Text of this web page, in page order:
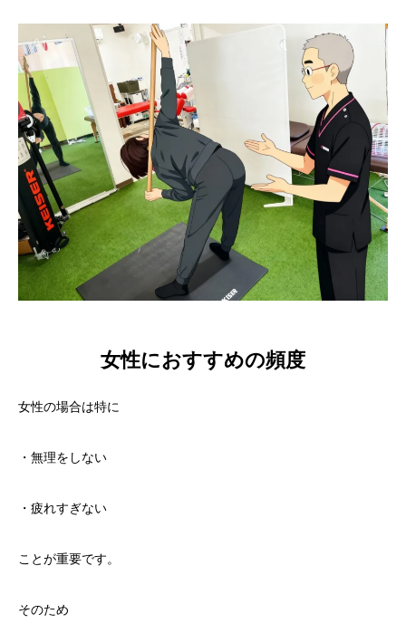
女性におすすめの頻度
女性の場合は特に
・無理をしない
・疲れすぎない
ことが重要です。
そのため